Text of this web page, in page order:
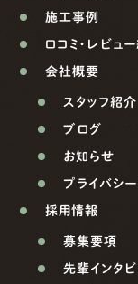
施工事例
口コミ・レビュ
会社概要
スタッフ紹介
ブログ
お知らせ
プライバシ
採用情報
募集要項
先輩インタビ